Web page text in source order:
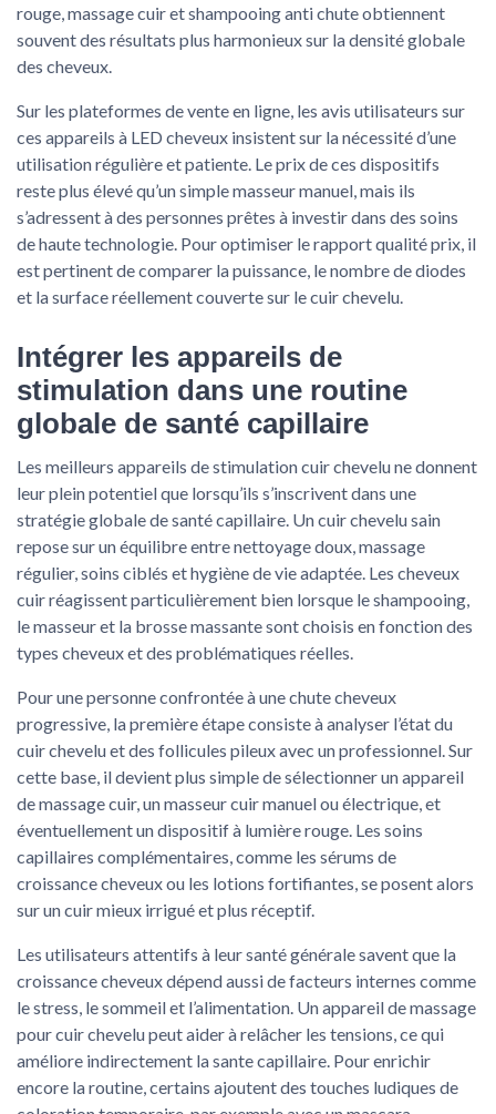
rouge, massage cuir et shampooing anti chute obtiennent
souvent des résultats plus harmonieux sur la densité globale
des cheveux.
Sur les plateformes de vente en ligne, les avis utilisateurs sur
ces appareils à LED cheveux insistent sur la nécessité d’une
utilisation régulière et patiente. Le prix de ces dispositifs
reste plus élevé qu’un simple masseur manuel, mais ils
s’adressent à des personnes prêtes à investir dans des soins
de haute technologie. Pour optimiser le rapport qualité prix, il
est pertinent de comparer la puissance, le nombre de diodes
et la surface réellement couverte sur le cuir chevelu.
Intégrer les appareils de
stimulation dans une routine
globale de santé capillaire
Les meilleurs appareils de stimulation cuir chevelu ne donnent
leur plein potentiel que lorsqu’ils s’inscrivent dans une
stratégie globale de santé capillaire. Un cuir chevelu sain
repose sur un équilibre entre nettoyage doux, massage
régulier, soins ciblés et hygiène de vie adaptée. Les cheveux
cuir réagissent particulièrement bien lorsque le shampooing,
le masseur et la brosse massante sont choisis en fonction des
types cheveux et des problématiques réelles.
Pour une personne confrontée à une chute cheveux
progressive, la première étape consiste à analyser l’état du
cuir chevelu et des follicules pileux avec un professionnel. Sur
cette base, il devient plus simple de sélectionner un appareil
de massage cuir, un masseur cuir manuel ou électrique, et
éventuellement un dispositif à lumière rouge. Les soins
capillaires complémentaires, comme les sérums de
croissance cheveux ou les lotions fortifiantes, se posent alors
sur un cuir mieux irrigué et plus réceptif.
Les utilisateurs attentifs à leur santé générale savent que la
croissance cheveux dépend aussi de facteurs internes comme
le stress, le sommeil et l’alimentation. Un appareil de massage
pour cuir chevelu peut aider à relâcher les tensions, ce qui
améliore indirectement la sante capillaire. Pour enrichir
encore la routine, certains ajoutent des touches ludiques de